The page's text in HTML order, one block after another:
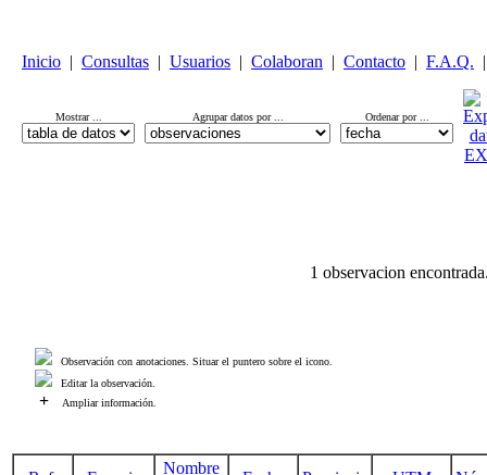
Inicio | Consultas | Usuarios | Colaboran | Contacto | F.A.Q. |
Mostrar ... Agrupar datos por ... Ordenar por ...
1 observacion
Observación con anotaciones. Situar el puntero sobre el icono.
Editar la observación.
+ Ampliar información.
Nombre